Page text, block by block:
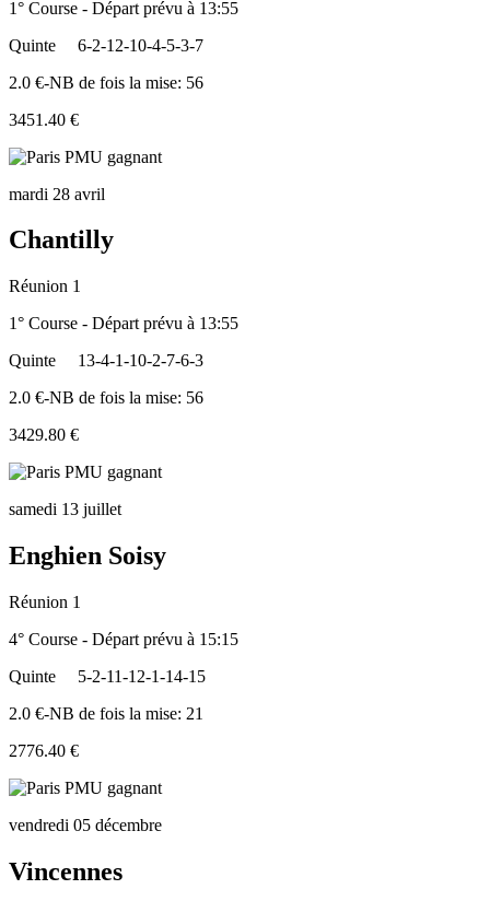
1° Course - Départ prévu à 13:55
Quinte
6-2-12-10-4-5-3-7
2.0 €-NB de fois la mise: 56
3451.40 €
mardi 28 avril
Chantilly
Réunion 1
1° Course - Départ prévu à 13:55
Quinte
13-4-1-10-2-7-6-3
2.0 €-NB de fois la mise: 56
3429.80 €
samedi 13 juillet
Enghien Soisy
Réunion 1
4° Course - Départ prévu à 15:15
Quinte
5-2-11-12-1-14-15
2.0 €-NB de fois la mise: 21
2776.40 €
vendredi 05 décembre
Vincennes